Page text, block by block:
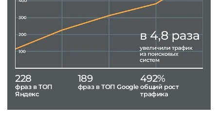
228
фраз в ТОП
Яндекс
189
фраз в ТОП Google
492%
общий рост
трафика